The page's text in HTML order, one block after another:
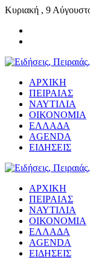
Κυριακή , 9
ΑΡΧΙΚΗ
ΠΕΙΡΑΙΑΣ
ΝΑΥΤΙΛΙΑ
ΟΙΚΟΝΟΜΙΑ
ΕΛΛΑΔΑ
AGENDA
ΕΙΔΗΣΕΙΣ
ΑΡΧΙΚΗ
ΠΕΙΡΑΙΑΣ
ΝΑΥΤΙΛΙΑ
ΟΙΚΟΝΟΜΙΑ
ΕΛΛΑΔΑ
AGENDA
ΕΙΔΗΣΕΙΣ